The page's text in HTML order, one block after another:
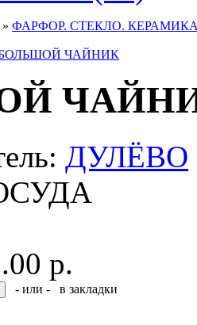
» ФАРФОР. СТЕКЛО.
ДУЛЁВО
р.
- или -
в закладки